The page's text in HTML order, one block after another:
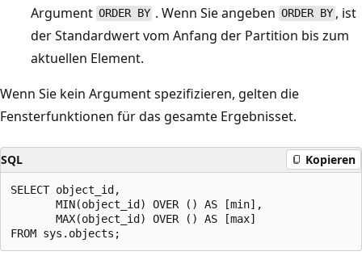
Argument ORDER BY . Wenn Sie angeben ORDER BY , ist
der Standardwert vom Anfang der Partition bis zum
aktuellen Element.
Wenn Sie kein Argument spezifizieren, gelten die
Fensterfunktionen für das gesamte Ergebnisset.
SQL Kopieren
SELECT object_id,
       MIN(object_id) OVER () AS [min],
       MAX(object_id) OVER () AS [max]